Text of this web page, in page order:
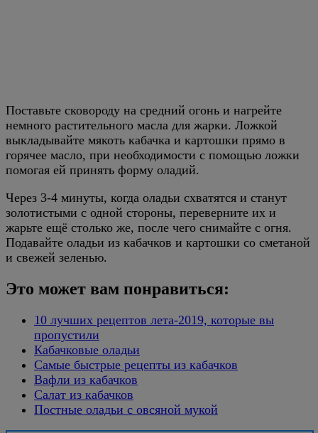
Поставьте сковороду на средний огонь и нагрейте
немного растительного масла для жарки. Ложкой
выкладывайте мякоть кабачка и картошки прямо в
горячее масло, при необходимости с помощью ложки
помогая ей принять форму оладий.
Через 3-4 минуты, когда оладьи схватятся и станут
золотистыми с одной стороны, переверните их и
жарьте ещё столько же, после чего снимайте с огня.
Подавайте оладьи из кабачков и картошки со сметаной
и свежей зеленью.
Это может вам понравиться:
10 лучших рецептов лета-2019, которые вы
пропустили
Кабачковые оладьи
Самые быстрые рецепты из кабачков
Вафли из кабачков
Салат из кабачков
Постные оладьи с овсяной мукой